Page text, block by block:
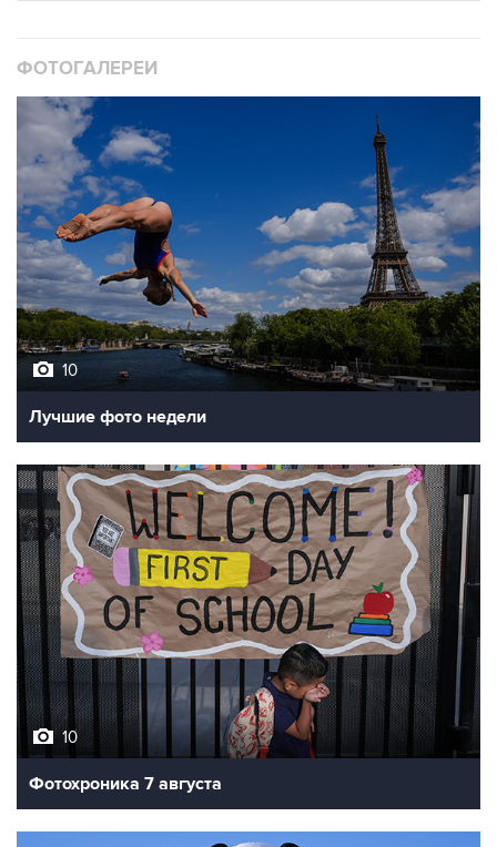
ФОТОГАЛЕРЕИ
10
Лучшие фото недели
10
Фотохроника 7 августа